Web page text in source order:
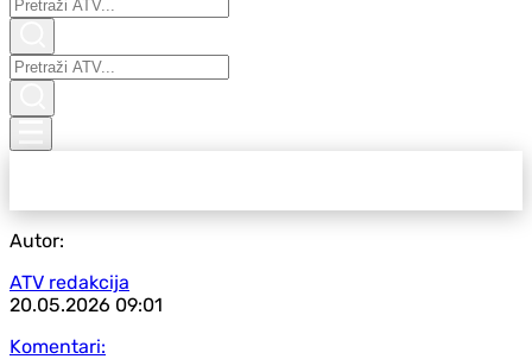
Autor:
ATV redakcija
20.05.2026 09:01
Komentari: